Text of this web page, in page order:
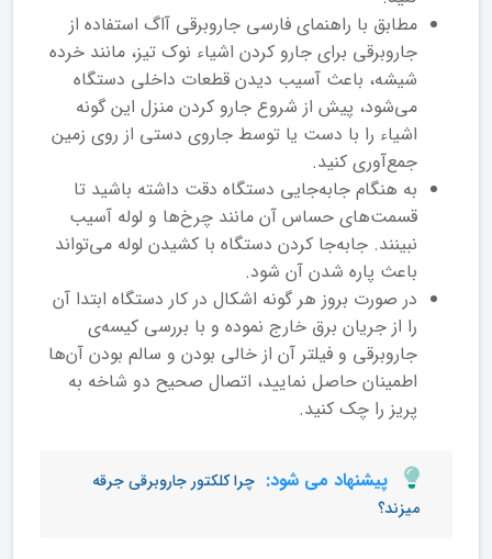
مطابق با راهنمای فارسی جاروبرقی آاگ استفاده از
جاروبرقی برای جارو کردن اشیاء نوک تیز، مانند خرده
شیشه، باعث آسیب دیدن قطعات داخلی دستگاه
می‌شود، پیش از شروع جارو کردن منزل این گونه
اشیاء را با دست یا توسط جاروی دستی از روی زمین
جمع‌آوری کنید.
به هنگام جا‌به‌جایی دستگاه دقت داشته باشید تا
قسمت‌های حساس آن مانند چرخ‌ها و لوله آسیب
نبینند. جابه‌جا کردن دستگاه با کشیدن لوله می‌تواند
باعث پاره شدن آن شود.
در صورت بروز هر گونه اشکال در کار دستگاه ابتدا آن
را از جریان برق خارج نموده و با بررسی کیسه‌ی
جاروبرقی و فیلتر آن از خالی بودن و سالم بودن آن‌ها
اطمینان حاصل نمایید، اتصال صحیح دو شاخه به
پریز را چک کنید.
پیشنهاد می شود: چرا کلکتور جاروبرقی جرقه
میزند؟